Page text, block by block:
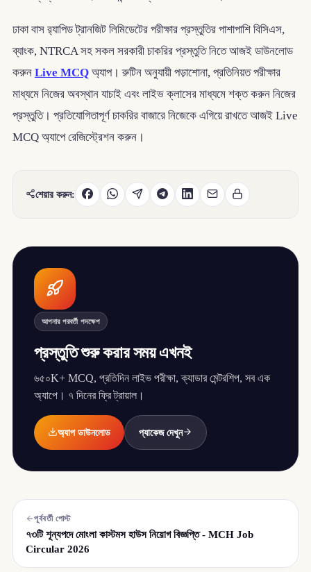
ঢাকা বাস র‌্যাপিড ট্রানজিট লিমিডেটের পরীক্ষার প্রস্তুতির পাশাপাশি বিসিএস,
ব্যাংক, NTRCA সহ সকল সরকারী চাকরির প্রস্তুতি নিতে আজই ডাউনলোড
করুন Live MCQঅ্যাপ। রুটিন অনুযায়ী পড়াশোনা, প্রতিনিয়ত পরীক্ষার
মাধ্যমে নিজের অবস্থান যাচাই এবং লাইভ ক্লাসের মাধ্যমে শক্ত করুন নিজের
প্রস্তুতি। প্রতিযোগিতাপূর্ণ চাকরির বাজারে নিজেকে এগিয়ে রাখতে আজই Live
MCQ অ্যাপে রেজিস্ট্রেশন করুন।
শেয়ার করুন:
আপনার পরবর্তী পদক্ষেপ
প্রস্তুতি শুরু করার সময় এখনই
৬৫০K+ MCQ, প্রতিদিন লাইভ পরীক্ষা, ক্যাডার মেন্টরশিপ, সব এক
অ্যাপে। ৭ দিনের ফ্রি ট্রায়াল।
অ্যাপ ডাউনলোড প্যাকেজ দেখুন
পূর্ববর্তী পোস্ট
৭৩টি শূন্যপদে মোংলা কাস্টমস হাউস নিয়োগ বিজ্ঞপ্তি - MCH Job
Circular 2026